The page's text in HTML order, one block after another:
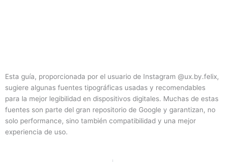
Esta guía, proporcionada por el usuario de Instagram @ux.by.felix,
sugiere algunas fuentes tipográficas usadas y recomendables
para la mejor legibilidad en dispositivos digitales. Muchas de estas
fuentes son parte del gran repositorio de Google y garantizan, no
solo performance, sino también compatibilidad y una mejor
experiencia de uso.